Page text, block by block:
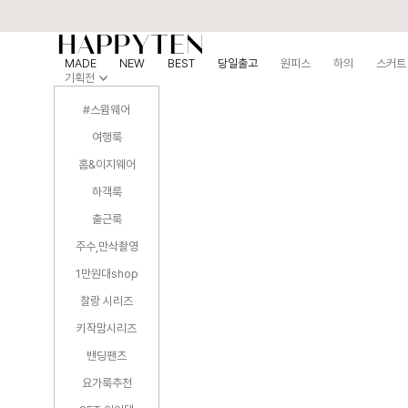
MADE NEW BEST 당일출고 원피스 하의 스커트
기획전
#스윔웨어
여행룩
홈&이지웨어
하객룩
출근룩
주수,만삭촬영
1만원대shop
찰랑 시리즈
키작맘시리즈
밴딩팬츠
요가룩추천